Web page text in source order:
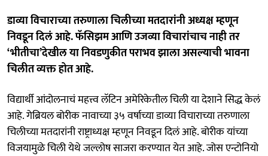
डाव्या विचाराच्या तरुणाला चिलीच्या मतदारांनी अध्यक्ष म्हणून
निवडून दिलं आहे. फॅसिझम आणि उजव्या विचारांचाच नाही तर
‘भीतीचा’देखील या निवडणुकीत पराभव झाला असल्याची भावना
चिलीत व्यक्त होत आहे.
विद्यार्थी आंदोलनाचं महत्त्व लॅटिन अमेरिकेतील चिली या देशाने सिद्ध केलं
आहे. गेब्रियल बोरीक नावाच्या ३५ वर्षाच्या डाव्या विचाराच्या तरुणाला
चिलीच्या मतदारांनी राष्ट्राध्यक्ष म्हणून निवडून दिलं आहे. बोरीक यांच्या
विजयामुळे चिली येथे जल्लोष साजरा करण्यात येत आहे. जोस एन्टोनियो